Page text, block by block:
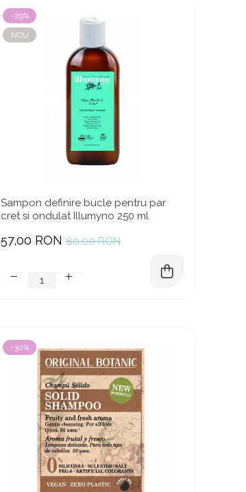
-29%
NOU
Sampon definire bucle pentru par
cret si ondulat Illumyno 250 ml
80,00 RON
57,00 RON
-30%